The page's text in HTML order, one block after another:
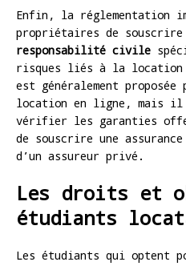
Enfin, la réglementation
propriétaires de souscrire
responsabilité civile
risques liés à la location
est généralement
location en ligne, mais il
vérifier les garanties
de souscrire une assurance
d’un assureur privé.
Les droits et
étudiants
Les étudiants qui optent